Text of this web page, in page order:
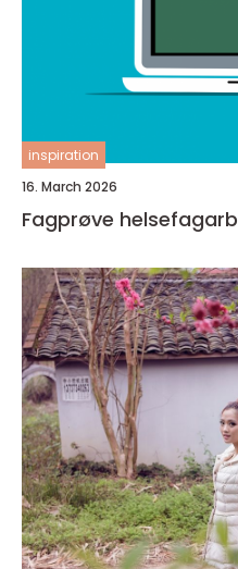
inspiration
16. March 2026